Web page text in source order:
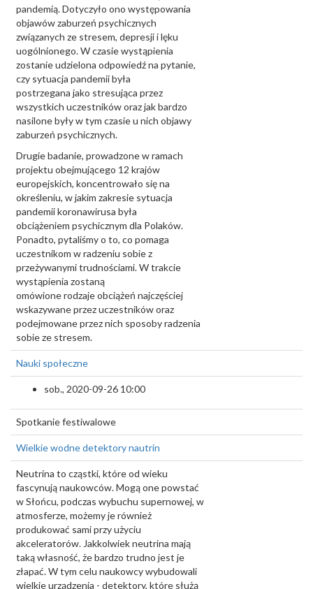
pandemią. Dotyczyło ono występowania
objawów zaburzeń psychicznych
związanych ze stresem, depresji i lęku
uogólnionego. W czasie wystąpienia
zostanie udzielona odpowiedź na pytanie,
czy sytuacja pandemii była
postrzegana jako stresująca przez
wszystkich uczestników oraz jak bardzo
nasilone były w tym czasie u nich objawy
zaburzeń psychicznych.
Drugie badanie, prowadzone w ramach
projektu obejmującego 12 krajów
europejskich, koncentrowało się na
określeniu, w jakim zakresie sytuacja
pandemii koronawirusa była
obciążeniem psychicznym dla Polaków.
Ponadto, pytaliśmy o to, co pomaga
uczestnikom w radzeniu sobie z
przeżywanymi trudnościami. W trakcie
wystąpienia zostaną
omówione rodzaje obciążeń najczęściej
wskazywane przez uczestników oraz
podejmowane przez nich sposoby radzenia
sobie ze stresem.
Nauki społeczne
sob., 2020-09-26 10:00
Spotkanie festiwalowe
Wielkie wodne detektory nautrin
Neutrina to cząstki, które od wieku
fascynują naukowców. Mogą one powstać
w Słońcu, podczas wybuchu supernowej, w
atmosferze, możemy je również
produkować sami przy użyciu
akceleratorów. Jakkolwiek neutrina mają
taką własność, że bardzo trudno jest je
złapać. W tym celu naukowcy wybudowali
wielkie urządzenia - detektory, które służą